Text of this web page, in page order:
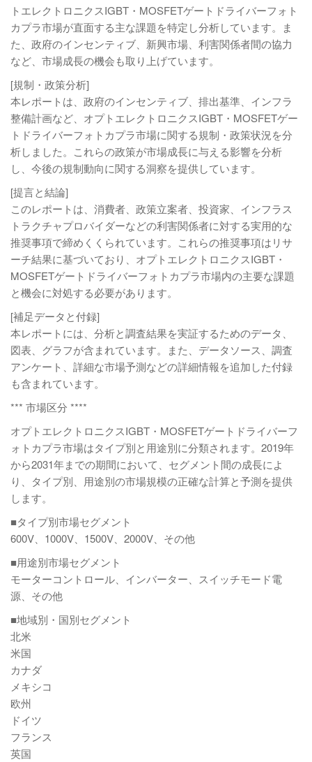
トエレクトロニクスIGBT・MOSFETゲートドライバーフォト
カプラ市場が直面する主な課題を特定し分析しています。ま
た、政府のインセンティブ、新興市場、利害関係者間の協力
など、市場成長の機会も取り上げています。
[規制・政策分析]
本レポートは、政府のインセンティブ、排出基準、インフラ
整備計画など、オプトエレクトロニクスIGBT・MOSFETゲー
トドライバーフォトカプラ市場に関する規制・政策状況を分
析しました。これらの政策が市場成長に与える影響を分析
し、今後の規制動向に関する洞察を提供しています。
[提言と結論]
このレポートは、消費者、政策立案者、投資家、インフラス
トラクチャプロバイダーなどの利害関係者に対する実用的な
推奨事項で締めくくられています。これらの推奨事項はリサ
ーチ結果に基づいており、オプトエレクトロニクスIGBT・
MOSFETゲートドライバーフォトカプラ市場内の主要な課題
と機会に対処する必要があります。
[補足データと付録]
本レポートには、分析と調査結果を実証するためのデータ、
図表、グラフが含まれています。また、データソース、調査
アンケート、詳細な市場予測などの詳細情報を追加した付録
も含まれています。
*** 市場区分 ****
オプトエレクトロニクスIGBT・MOSFETゲートドライバーフ
ォトカプラ市場はタイプ別と用途別に分類されます。2019年
から2031年までの期間において、セグメント間の成長によ
り、タイプ別、用途別の市場規模の正確な計算と予測を提供
します。
■タイプ別市場セグメント
600V、1000V、1500V、2000V、その他
■用途別市場セグメント
モーターコントロール、インバーター、スイッチモード電
源、その他
■地域別・国別セグメント
北米
米国
カナダ
メキシコ
欧州
ドイツ
フランス
英国